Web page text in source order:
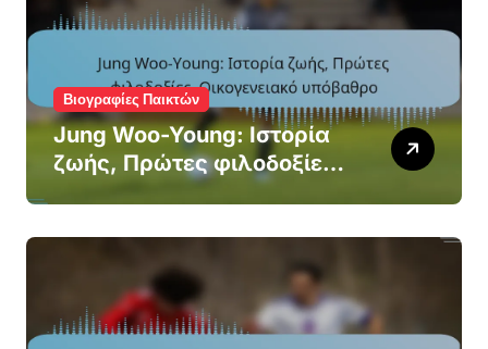
Βιογραφίες Παικτών
Jung Woo-Young: Ιστορία
ζωής, Πρώτες φιλοδοξίες,
Οικογενειακό υπόβαθρο